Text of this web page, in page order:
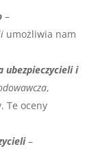
–
umożliwia nam
ubezpieczycieli i
,
Te oceny
–